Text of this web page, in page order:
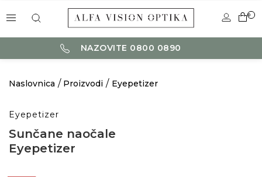
0
NAZOVITE 0800 0890
Naslovnica Proizvodi Eyepetizer
Eyepetizer
Sunčane naočale
Eyepetizer